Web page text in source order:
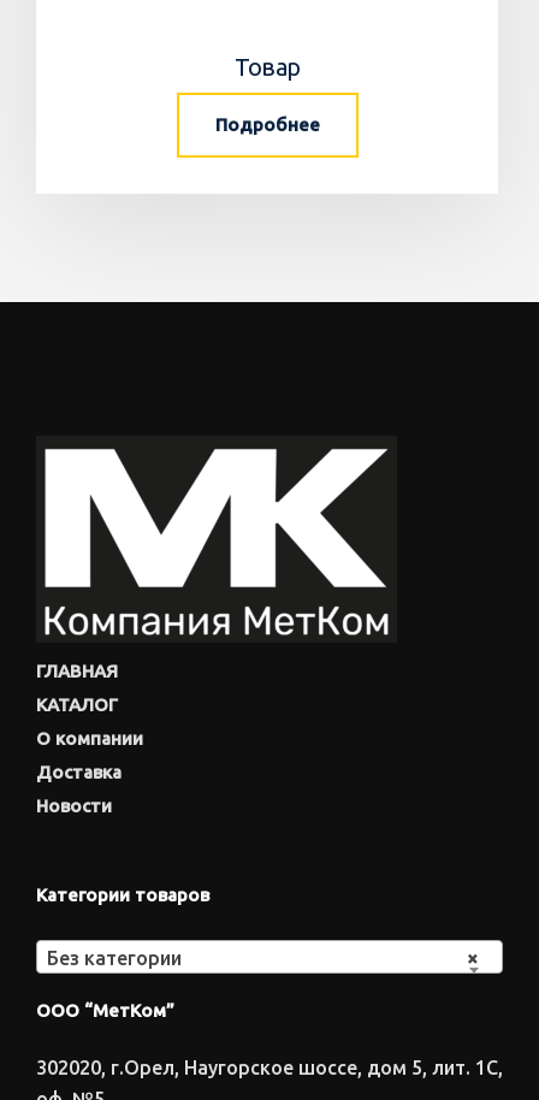
Товар
Подробнее
ГЛАВНАЯ
КАТАЛОГ
О компании
Доставка
Новости
Категории товаров
×
Без категории
ООО “МетКом”
302020, г.Орел, Наугорское шоссе, дом 5, лит. 1С,